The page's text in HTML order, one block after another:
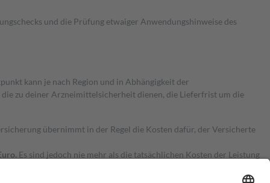
und die Prüfung etwaiger Anwendungshinweise des
kann je nach Region und in Abhängigkeit der
zu deiner Arzneimittelsicherheit dienen, die Lieferfrist um die
übernimmt in der Regel die Kosten dafür, der Versicherte
Es sind jedoch nie mehr als die tatsächlichen Kosten der Leistung